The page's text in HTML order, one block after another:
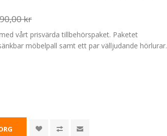
kr
vårt prisvärda tillbehörspaket. Paketet
möbelpall samt ett par välljudande hörlurar.